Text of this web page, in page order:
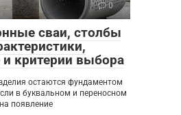
0
сваи, столбы
критерии выбора
остаются фундаментом
в буквальном и переносном
появление